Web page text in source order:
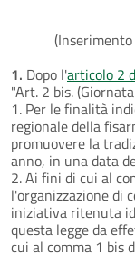
1. Dopo l'articolo 2
"Art. 2 bis.
1. Per le finalità
regionale della
promuovere la
anno, in una data
2. Ai fini di cui al
l'organizzazione di
iniziativa ritenuta
questa legge da
cui al comma 1 bis